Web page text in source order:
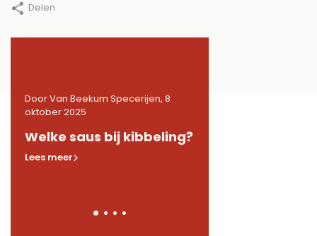
Delen
Door Van Beekum Specerijen, 8
oktober 2025
Welke saus bij kibbeling?
Lees meer